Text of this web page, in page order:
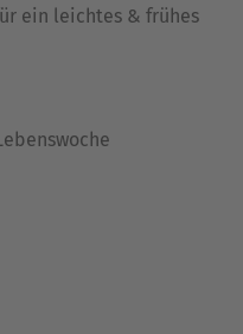
ein leichtes & frühes